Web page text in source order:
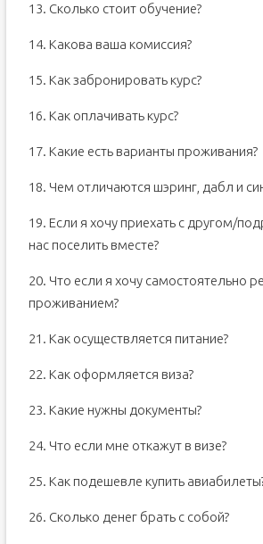
13. Сколько стоит обучение?
14. Какова ваша комиссия?
15. Как забронировать курс?
16. Как оплачивать курс?
17. Какие есть варианты проживания?
18. Чем отличаются шэринг, дабл и
19. Если я хочу приехать с другом/
нас поселить вместе?
20. Что если я хочу самостоятельно
проживанием?
21. Как осуществляется питание?
22. Как оформляется виза?
23. Какие нужны документы?
24. Что если мне откажут в визе?
25. Как подешевле купить
26. Сколько денег брать с собой?